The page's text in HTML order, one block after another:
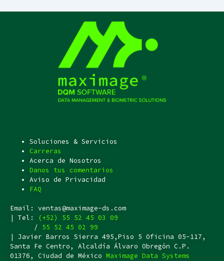
Soluciones & Servicios
Carreras
Acerca de Nosotros
Danos tus comentarios
Aviso de Privacidad
FAQ
Email: ventas@maximage-ds.com
| Tel:
(+52) 55 52 45 03 09
/ 55 52 45 02 99
| Javier Barros Sierra 495,Piso 5 Oficina 05-117,
Santa Fe Centro, Alcaldía Álvaro Obregón C.P.
01376, Ciudad de México Maximage Data Systems